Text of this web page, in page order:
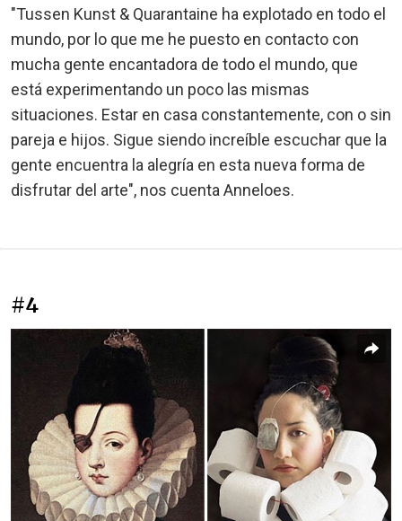
"Tussen Kunst & Quarantaine ha explotado en todo el
mundo, por lo que me he puesto en contacto con
mucha gente encantadora de todo el mundo, que
está experimentando un poco las mismas
situaciones. Estar en casa constantemente, con o sin
pareja e hijos. Sigue siendo increíble escuchar que la
gente encuentra la alegría en esta nueva forma de
disfrutar del arte", nos cuenta Anneloes.
#4